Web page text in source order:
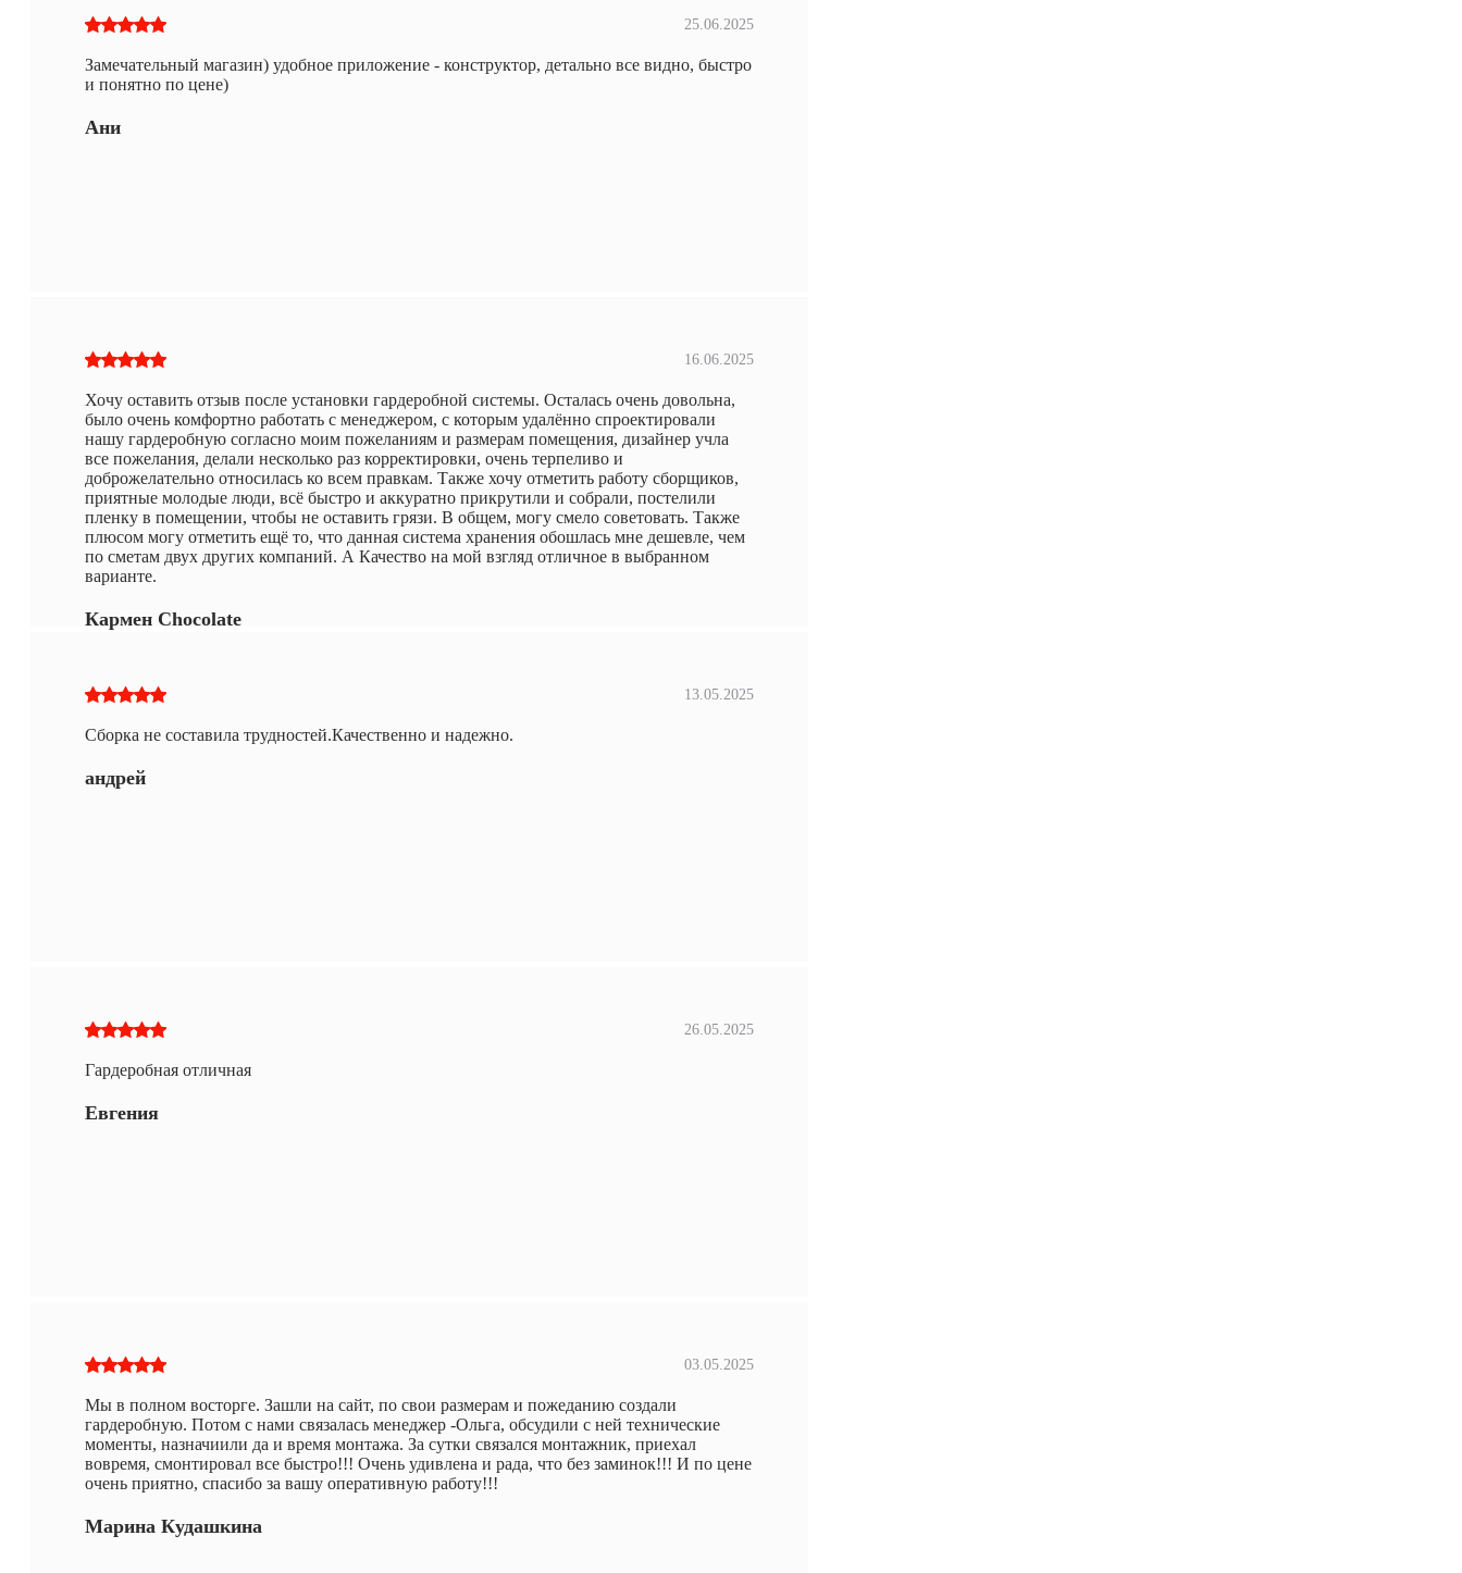
25.06.2025
Замечательный магазин) удобное приложение - конструктор, детально все видно, быстро
и понятно по цене)
Ани
16.06.2025
Хочу оставить отзыв после установки гардеробной системы. Осталась очень довольна,
было очень комфортно работать с менеджером, с которым удалённо спроектировали
нашу гардеробную согласно моим пожеланиям и размерам помещения, дизайнер учла
все пожелания, делали несколько раз корректировки, очень терпеливо и
доброжелательно относилась ко всем правкам. Также хочу отметить работу сборщиков,
приятные молодые люди, всё быстро и аккуратно прикрутили и собрали, постелили
пленку в помещении, чтобы не оставить грязи. В общем, могу смело советовать. Также
плюсом могу отметить ещё то, что данная система хранения обошлась мне дешевле, чем
по сметам двух других компаний. А Качество на мой взгляд отличное в выбранном
варианте.
Кармен Chocolate
13.05.2025
Сборка не составила трудностей.Качественно и надежно.
андрей
26.05.2025
Гардеробная отличная
Евгения
03.05.2025
Мы в полном восторге. Зашли на сайт, по свои размерам и пожеданию создали
гардеробную. Потом с нами связалась менеджер -Ольга, обсудили с ней технические
моменты, назначиили да и время монтажа. За сутки связался монтажник, приехал
вовремя, смонтировал все быстро!!! Очень удивлена и рада, что без заминок!!! И по цене
очень приятно, спасибо за вашу оперативную работу!!!
Марина Кудашкина